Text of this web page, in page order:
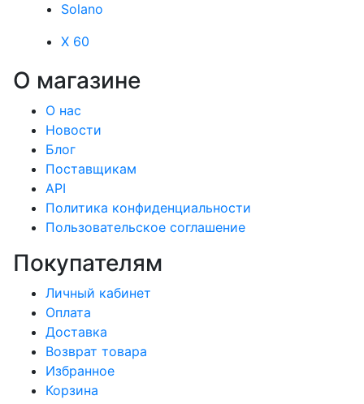
Solano
X 60
О магазине
О нас
Новости
Блог
Поставщикам
API
Политика конфиденциальности
Пользовательское соглашение
Покупателям
Личный кабинет
Оплата
Доставка
Возврат товара
Избранное
Корзина